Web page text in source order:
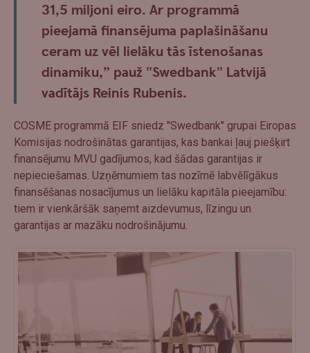
31,5 miljoni eiro. Ar programmā
pieejamā finansējuma paplašināšanu
ceram uz vēl lielāku tās īstenošanas
dinamiku,” pauž "Swedbank" Latvijā
vadītājs Reinis Rubenis.
COSME programmā EIF sniedz "Swedbank" grupai Eiropas
Komisijas nodrošinātas garantijas, kas bankai ļauj piešķirt
finansējumu MVU gadījumos, kad šādas garantijas ir
nepieciešamas. Uzņēmumiem tas nozīmē labvēlīgākus
finansēšanas nosacījumus un lielāku kapitāla pieejamību:
tiem ir vienkāršāk saņemt aizdevumus, līzingu un
garantijas ar mazāku nodrošinājumu.